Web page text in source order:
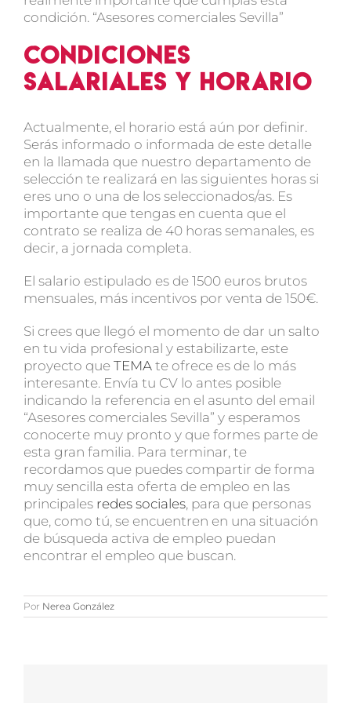
condición. “Asesores comerciales Sevilla”
Condiciones
salariales y horario
Actualmente, el horario está aún por definir.
Serás informado o informada de este detalle
en la llamada que nuestro departamento de
selección te realizará en las siguientes horas si
eres uno o una de los seleccionados/as. Es
importante que tengas en cuenta que el
contrato se realiza de 40 horas semanales, es
decir, a jornada completa.
El salario estipulado es de 1500 euros brutos
mensuales, más incentivos por venta de 150€.
Si crees que llegó el momento de dar un salto
en tu vida profesional y estabilizarte, este
proyecto que TEMA te ofrece es de lo más
interesante. Envía tu CV lo antes posible
indicando la referencia en el asunto del email
“Asesores comerciales Sevilla” y esperamos
conocerte muy pronto y que formes parte de
esta gran familia. Para terminar, te
recordamos que puedes compartir de forma
muy sencilla esta oferta de empleo en las
principales redes sociales, para que personas
que, como tú, se encuentren en una situación
de búsqueda activa de empleo puedan
encontrar el empleo que buscan.
Por Nerea González